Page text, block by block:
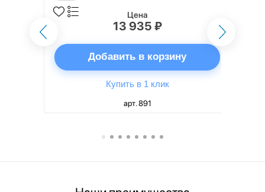
Цена
13 935 ₽
Добавить в корзину
Купить в 1 клик
арт. 891